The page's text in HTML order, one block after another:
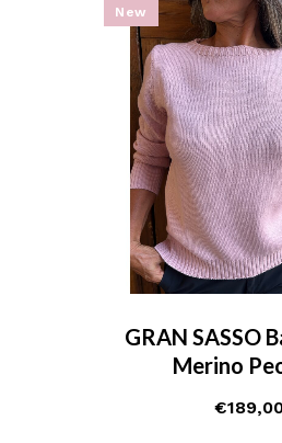
New
GRAN SASSO
Merino
€